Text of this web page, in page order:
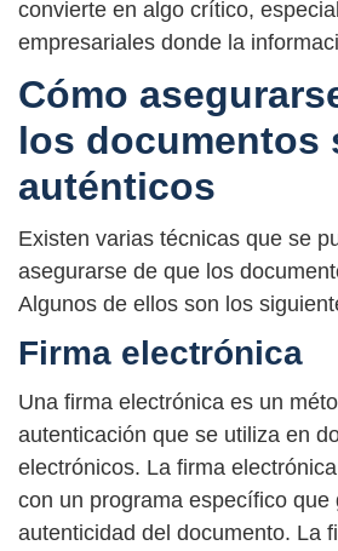
convierte en algo crítico,
empresariales donde la
Cómo
los documentos
auténticos
Existen varias técnicas que se
asegurarse de que los
Algunos de ellos son los
Firma electrónica
Una firma electrónica es un
autenticación que se utiliza en
electrónicos. La firma
con un programa específico que
autenticidad del documento. La